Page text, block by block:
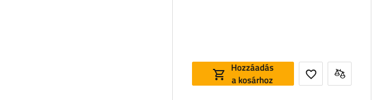
Hozzáadás
a kosárhoz